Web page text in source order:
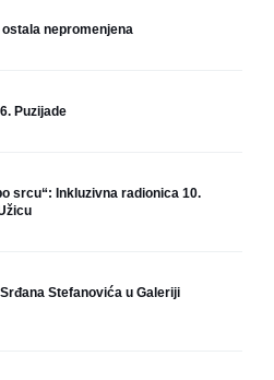
nepromenjena
Puzijade
srcu“: Inkluzivna radionica 10.
Stefanovića u Galeriji